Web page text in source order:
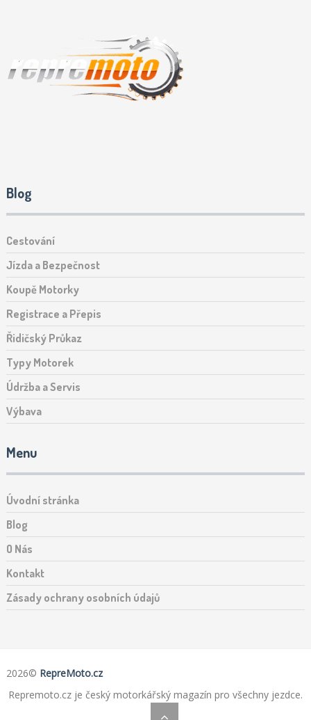
Blog
Cestování
Jízda a Bezpečnost
Koupě Motorky
Registrace a Přepis
Řidičský Průkaz
Typy Motorek
Údržba a Servis
Výbava
Menu
Úvodní stránka
Blog
O Nás
Kontakt
Zásady ochrany osobních údajů
2026© RepreMoto.cz
Repremoto.cz je český motorkářský magazín pro všechny jezdce.